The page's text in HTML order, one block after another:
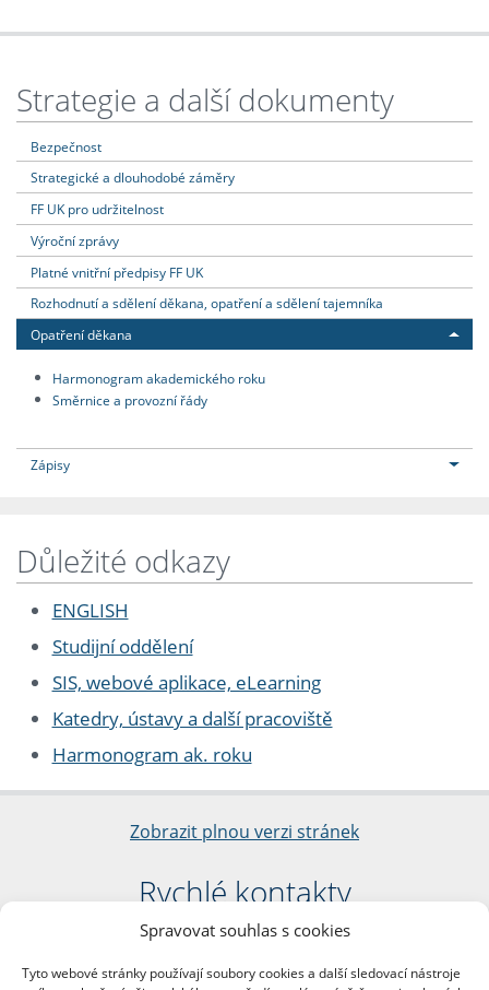
Spravovat souhlas s cookies
Tyto webové stránky používají soubory cookies a další sledovací nástroje
Strategie a další dokumenty
Bezpečnost
Strategické a dlouhodobé záměry
FF UK pro udržitelnost
Výroční zprávy
Platné vnitřní předpisy FF UK
Rozhodnutí a sdělení děkana, opatření a sdělení tajemníka
Opatření děkana
Harmonogram akademického roku
Směrnice a provozní řády
Zápisy
Důležité odkazy
ENGLISH
Studijní oddělení
SIS, webové aplikace, eLearning
Katedry, ústavy a další pracoviště
Harmonogram ak. roku
Zobrazit plnou verzi stránek
Rychlé kontakty
Filozofická fakulta
nám. Jana Palacha 1/2